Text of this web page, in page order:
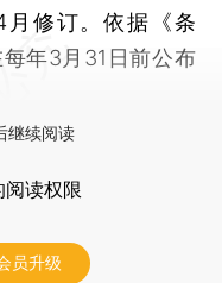
修订。依据《条
年3月31日前公布
继续阅读
阅读权限
员升级